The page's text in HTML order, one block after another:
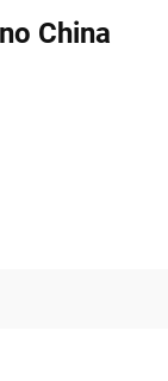
China